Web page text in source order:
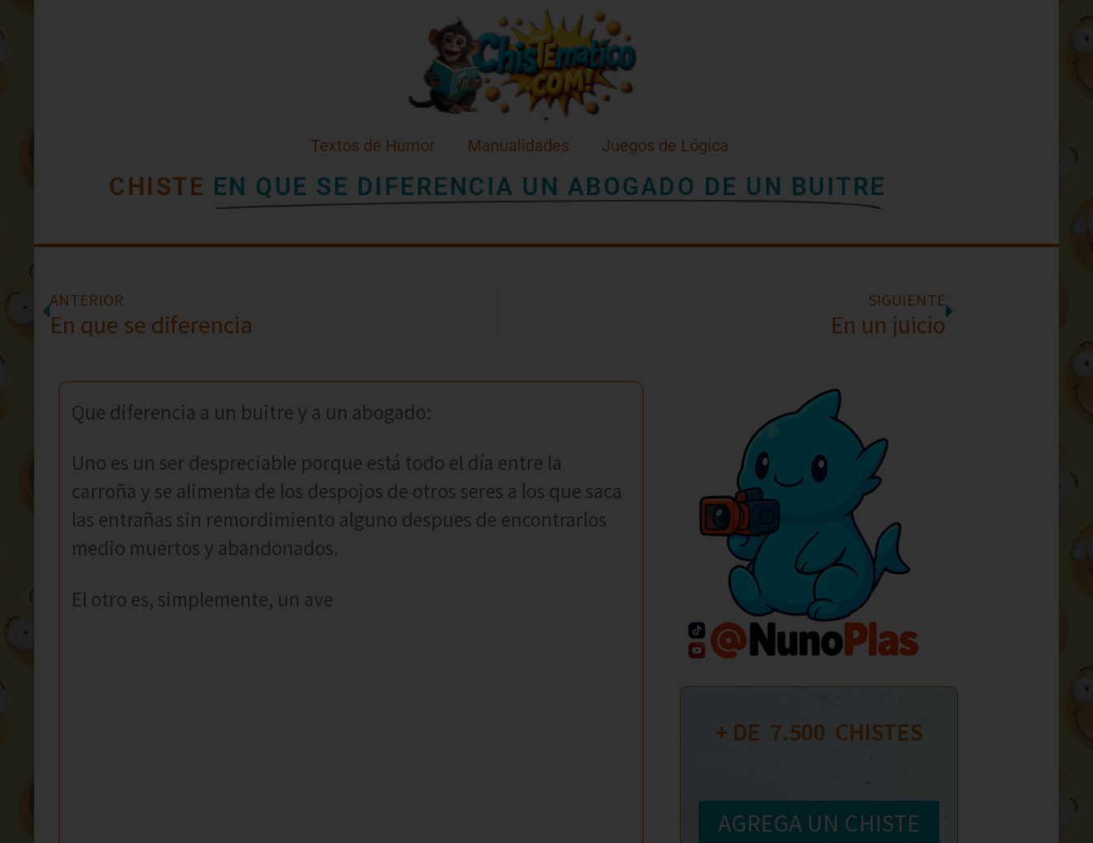
Textos de Humor Manualidades Juegos de Lógica
CHISTE EN QUE SE DIFERENCIA UN ABOGADO DE UN BUITRE
ANTERIOR
En que se diferencia
SIGUIENTE
En un juicio
Que diferencia a un buitre y a un abogado:
Uno es un ser despreciable porque está todo el día entre la
carroña y se alimenta de los despojos de otros seres a los que saca
las entrañas sin remordimiento alguno despues de encontrarlos
medio muertos y abandonados.
El otro es, simplemente, un ave
+ DE 7.500
  CHISTES
AGREGA UN CHISTE